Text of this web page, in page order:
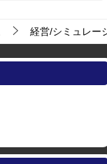
経営/シミュレー